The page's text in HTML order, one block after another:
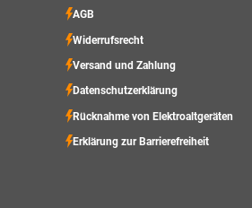
AGB
Widerrufsrecht
Versand und Zahlung
Datenschutzerklärung
Rücknahme von Elektroaltgeräten
Erklärung zur Barrierefreiheit